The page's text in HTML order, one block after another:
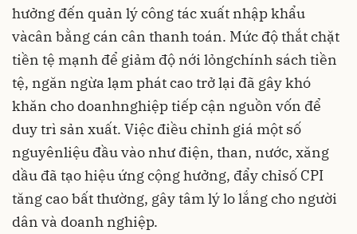
hưởng đến quản lý công tác xuất nhập khẩu
vàcân bằng cán cân thanh toán. Mức độ thắt chặt
tiền tệ mạnh để giảm độ nới lỏngchính sách tiền
tệ, ngăn ngừa lạm phát cao trở lại đã gây khó
khăn cho doanhnghiệp tiếp cận nguồn vốn để
duy trì sản xuất. Việc điều chỉnh giá một số
nguyênliệu đầu vào như điện, than, nước, xăng
dầu đã tạo hiệu ứng cộng hưởng, đẩy chỉsố CPI
tăng cao bất thường, gây tâm lý lo lắng cho người
dân và doanh nghiệp.